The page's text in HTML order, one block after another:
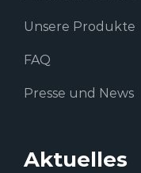
Unsere Produkte
FAQ
Presse und News
Aktuelles